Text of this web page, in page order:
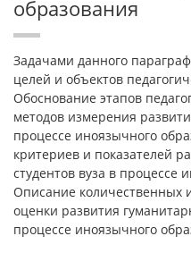
образования
Задачами данного
целей и объектов
Обоснование этапов
методов измерения
процессе иноязычного
критериев и показателей
студентов вуза в процессе
Описание количественных
оценки развития
процессе иноязычного